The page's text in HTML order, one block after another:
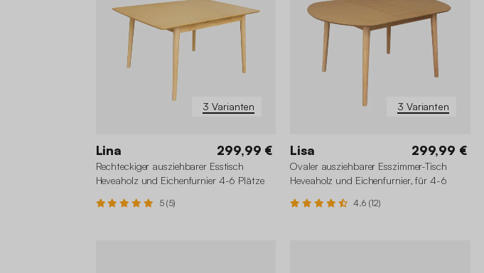
3 Varianten
Lina 299,99 €
Rechteckiger ausziehbarer Esstisch
Heveaholz und Eichenfurnier 4-6 Plätze
5 (5)
3 Varianten
Lisa 299,99 €
Ovaler ausziehbarer Esszimmer-Tisch
Heveaholz und Eichenfurnier, für 4-6
4.6 (12)